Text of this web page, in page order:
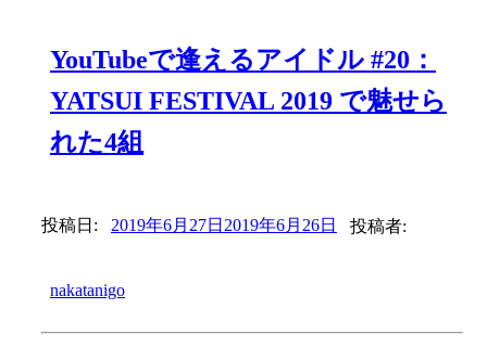
YouTubeで逢えるアイドル #20：
YATSUI FESTIVAL 2019 で魅せら
れた4組
投稿日: 2019年6月27日 2019年6月26日 投稿者:
nakatanigo